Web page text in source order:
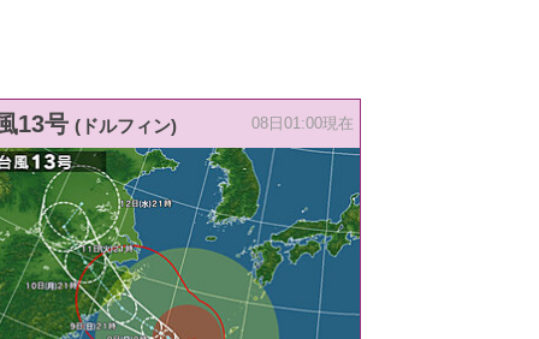
13号 (ドルフィン) 08日01:00現在